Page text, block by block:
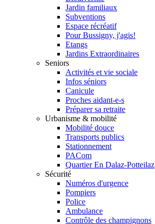
Jardin familiaux
Subventions
Espace récréatif
Pour Bussigny, j'agis!
Etangs
Jardins Extraordinaires
Seniors
Activités et vie sociale
Infos séniors
Canicule
Proches aidant-e-s
Préparer sa retraite
Urbanisme & mobilité
Mobilité douce
Transports publics
Stationnement
PACom
Quartier En Dalaz-Potteilaz
Sécurité
Numéros d'urgence
Pompiers
Police
Ambulance
Contrôle des champignons